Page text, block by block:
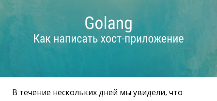
В течение нескольких дней мы увидели, что